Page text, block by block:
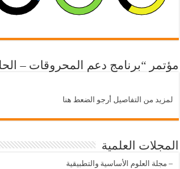
مؤتمر “برنامج دعم المحروقات –
لمزيد من التفاصيل أرجو الضعط هنا
المجلات العلمية
– مجلة العلوم الأساسية والتطبيقية